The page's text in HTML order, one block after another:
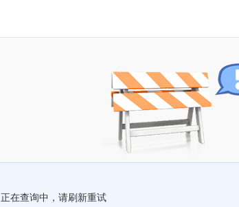
正在查询中，请刷新重试